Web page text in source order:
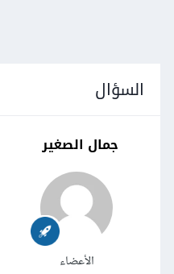
السؤال
جمال الصغير
الأعضاء